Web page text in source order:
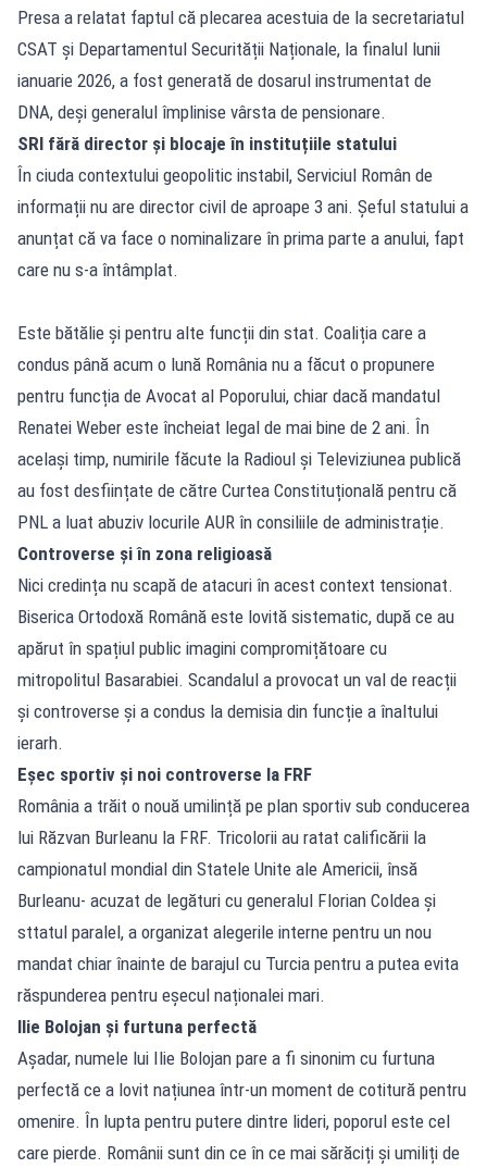
Presa a relatat faptul că plecarea acestuia de la secretariatul
CSAT și Departamentul Securității Naționale, la finalul lunii
ianuarie 2026, a fost generată de dosarul instrumentat de
DNA, deși generalul împlinise vârsta de pensionare.
SRI fără director și blocaje în instituțiile statului
În ciuda contextului geopolitic instabil, Serviciul Român de
informații nu are director civil de aproape 3 ani. Șeful statului a
anunțat că va face o nominalizare în prima parte a anului, fapt
care nu s-a întâmplat.
Este bătălie și pentru alte funcții din stat. Coaliția care a
condus până acum o lună România nu a făcut o propunere
pentru funcția de Avocat al Poporului, chiar dacă mandatul
Renatei Weber este încheiat legal de mai bine de 2 ani. În
același timp, numirile făcute la Radioul și Televiziunea publică
au fost desființate de către Curtea Constituțională pentru că
PNL a luat abuziv locurile AUR în consiliile de administrație.
Controverse și în zona religioasă
Nici credința nu scapă de atacuri în acest context tensionat.
Biserica Ortodoxă Română este lovită sistematic, după ce au
apărut în spațiul public imagini compromițătoare cu
mitropolitul Basarabiei. Scandalul a provocat un val de reacții
și controverse și a condus la demisia din funcție a înaltului
ierarh.
Eșec sportiv și noi controverse la FRF
România a trăit o nouă umilință pe plan sportiv sub conducerea
lui Răzvan Burleanu la FRF. Tricolorii au ratat calificării la
campionatul mondial din Statele Unite ale Americii, însă
Burleanu- acuzat de legături cu generalul Florian Coldea și
sttatul paralel, a organizat alegerile interne pentru un nou
mandat chiar înainte de barajul cu Turcia pentru a putea evita
răspunderea pentru eșecul naționalei mari.
Ilie Bolojan și furtuna perfectă
Așadar, numele lui Ilie Bolojan pare a fi sinonim cu furtuna
perfectă ce a lovit națiunea într-un moment de cotitură pentru
omenire. În lupta pentru putere dintre lideri, poporul este cel
care pierde. Românii sunt din ce în ce mai sărăciți și umiliți de